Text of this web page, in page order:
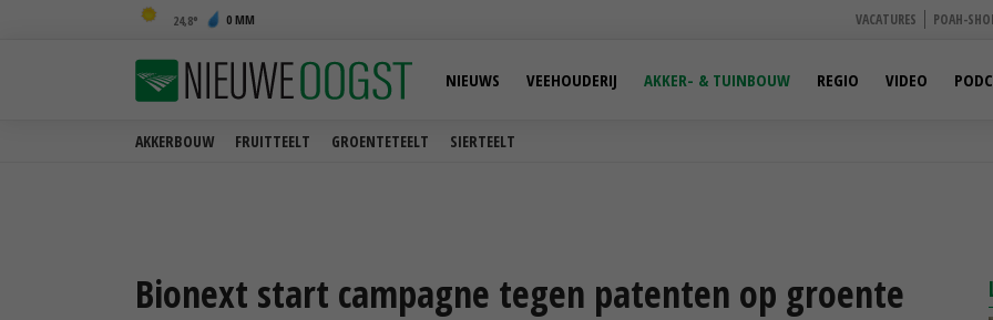
24,8 0 MM VACATURES POAH-
AKKERBOUW FRUITTEELT GROENTETEELT SIERTEELT
NIEUWS VEEHOUDERIJ AKKER- & TUINBOUW REGIO VIDEO
Bionext start campagne tegen patenten op groente